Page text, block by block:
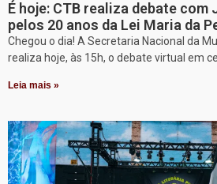
É hoje: CTB realiza debate com
pelos 20 anos da Lei Maria da
Chegou o dia! A Secretaria Nacional da
realiza hoje, às 15h, o debate virtual em
Leia mais »